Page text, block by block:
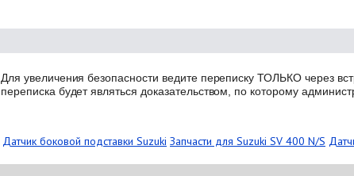
Для увеличения безопасности ведите переписку ТОЛЬКО через
переписка будет являться доказательством, по которому
Датчик боковой подставки Suzuki Запчасти для Suzuki SV 400 N/S